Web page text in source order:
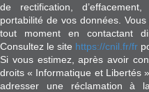
de rectification,
portabilité de vos données.
tout moment en contactant
Consultez le site https://cnil.fr/fr
Si vous estimez, après avoir
droits « Informatique et Libertés
adresser une réclamation à